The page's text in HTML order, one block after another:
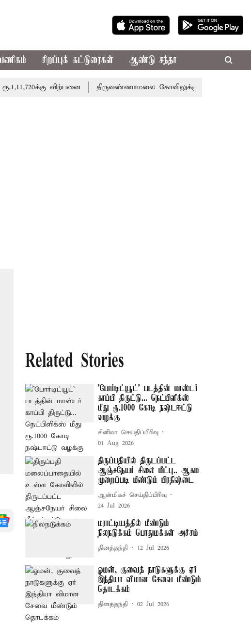
சிறப்புக் கட்டுரைகள் ஆண்டு சந்தா
விற்பனை திருவண்ணாமலை கோவிலுக்கு இன்று அமித்ஷா
Related Stories
'போர்டிட்யூட்' படத்தின் மாஸ்டர்
காப்பி திருட்டு... நெட்பிளிக்ஸ்
மீது ரூ.1000 கோடி நஷ்டஈட்டு
வழக்கு
சினிமா செய்திப்பிரிவு
01 Aug 2026
திருப்பதியில் திருடப்பட்ட
ஆஞ்சநேயர் சிலை மீட்பு.. ஆகம
முறைப்படி மீண்டும் பிரதிஷ்டை
ஆன்மிகச் செய்திப்பிரிவு
24 Jul 2026
மராட்டியத்தில் மீண்டும்
நிலநடுக்கம் பொதுமக்கள் அச்சம்
தினத்தந்தி 12 Jul 2026
ஓமன், குவைத் நாடுகளுக்கு ஏர்
இந்தியா விமான சேவை மீண்டும்
தொடக்கம்
தினத்தந்தி 02 Jul 2026